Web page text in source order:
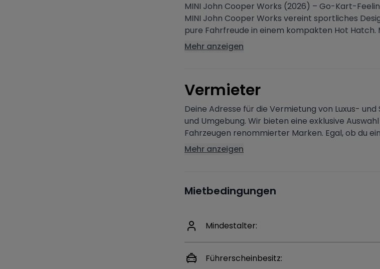
MINI John Cooper Works (2026) – Go-Kart-
MINI John Cooper Works vereint sportliches
pure Fahrfreude in einem kompakten Hot Hatch.
Mehr anzeigen
Vermieter
Deine Adresse für die Vermietung von Luxus-
und Umgebung. Wir bieten eine exklusive
Fahrzeugen renommierter Marken. Egal, ob du
Mehr anzeigen
Mietbedingungen
Mindestalter:
Führerscheinbesitz: